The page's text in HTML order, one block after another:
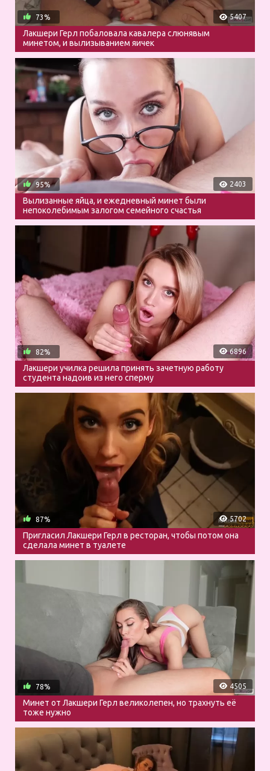
5407
73%
Лакшери Герл побаловала кавалера слюнявым
минетом, и вылизыванием яичек
2403
95%
Вылизанные яйца, и ежедневный минет были
непоколебимым залогом семейного счастья
6896
82%
Лакшери училка решила принять зачетную работу
студента надоив из него сперму
5702
87%
Пригласил Лакшери Герл в ресторан, чтобы потом она
сделала минет в туалете
4505
78%
Минет от Лакшери Герл великолепен, но трахнуть её
тоже нужно